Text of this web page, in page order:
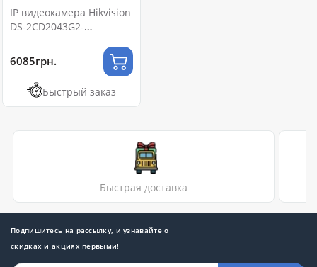
IP видеокамера Hikvision
DS-2CD2043G2-
микрофоном
6085грн.
Быстрый заказ
Быстрая доставка
Подпишитесь на рассылку, и узнавайте о
скидках и акциях первыми!